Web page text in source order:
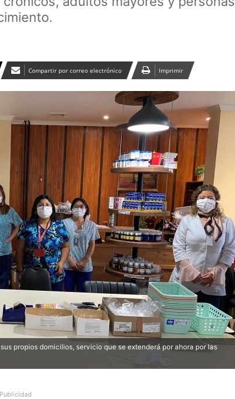
Compartir por correo electrónico Imprimir
propios domicilios, servicio que se extenderá por ahora por las
Publicidad